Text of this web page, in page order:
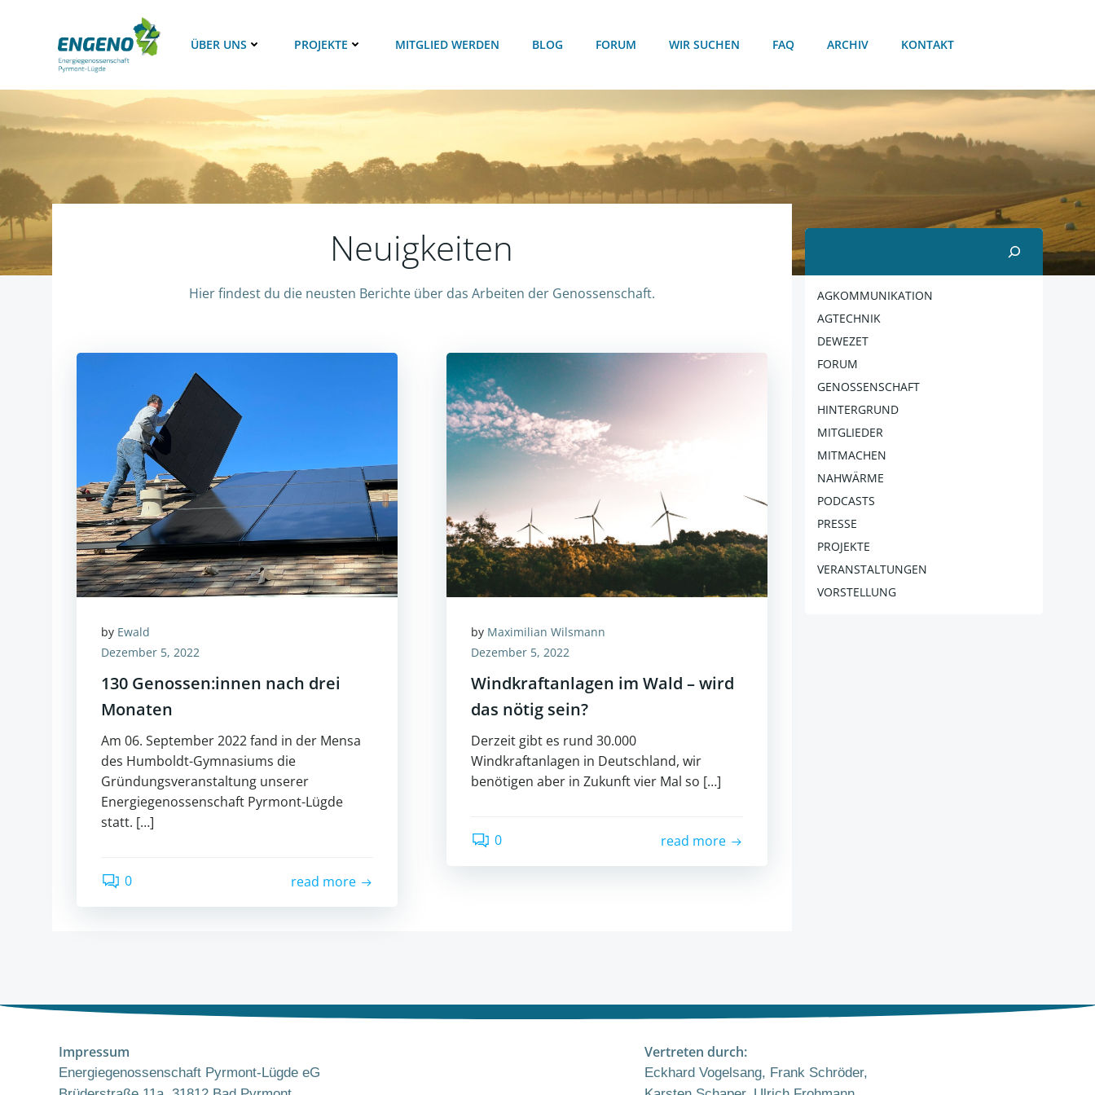
ÜBER UNS PROJEKTE MITGLIED WERDEN BLOG FORUM WIR SUCHEN FAQ ARCHIV KONTAKT
Neuigkeiten
Hier findest du die neusten Berichte über das Arbeiten der Genossenschaft.
by Ewald
Dezember 5, 2022
130 Genossen:innen nach drei
Monaten
Am 06. September 2022 fand in der Mensa
des Humboldt-Gymnasiums die
Gründungsveranstaltung unserer
Energiegenossenschaft Pyrmont-Lügde
statt. […]
0 read more
by Maximilian Wilsmann
Dezember 5, 2022
Windkraftanlagen im Wald – wird
das nötig sein?
Derzeit gibt es rund 30.000
Windkraftanlagen in Deutschland, wir
benötigen aber in Zukunft vier Mal so […]
0 read more
Suchen
AGKOMMUNIKATION
AGTECHNIK
DEWEZET
FORUM
GENOSSENSCHAFT
HINTERGRUND
MITGLIEDER
MITMACHEN
NAHWÄRME
PODCASTS
PRESSE
PROJEKTE
VERANSTALTUNGEN
VORSTELLUNG
Impressum
Energiegenossenschaft Pyrmont-Lügde eG
Vertreten durch:
Eckhard Vogelsang, Frank Schröder,